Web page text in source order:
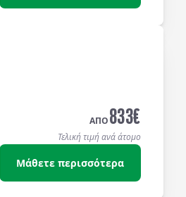
ΑΠΟ833€
Τελική τιμή ανά άτομο
Μάθετε περισσότερα